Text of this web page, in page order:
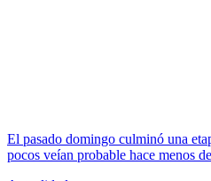
El pasado domingo culminó una
pocos veían probable hace menos